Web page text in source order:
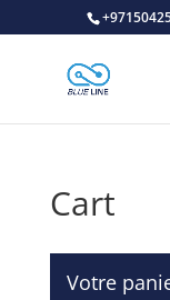
Cart
Votre